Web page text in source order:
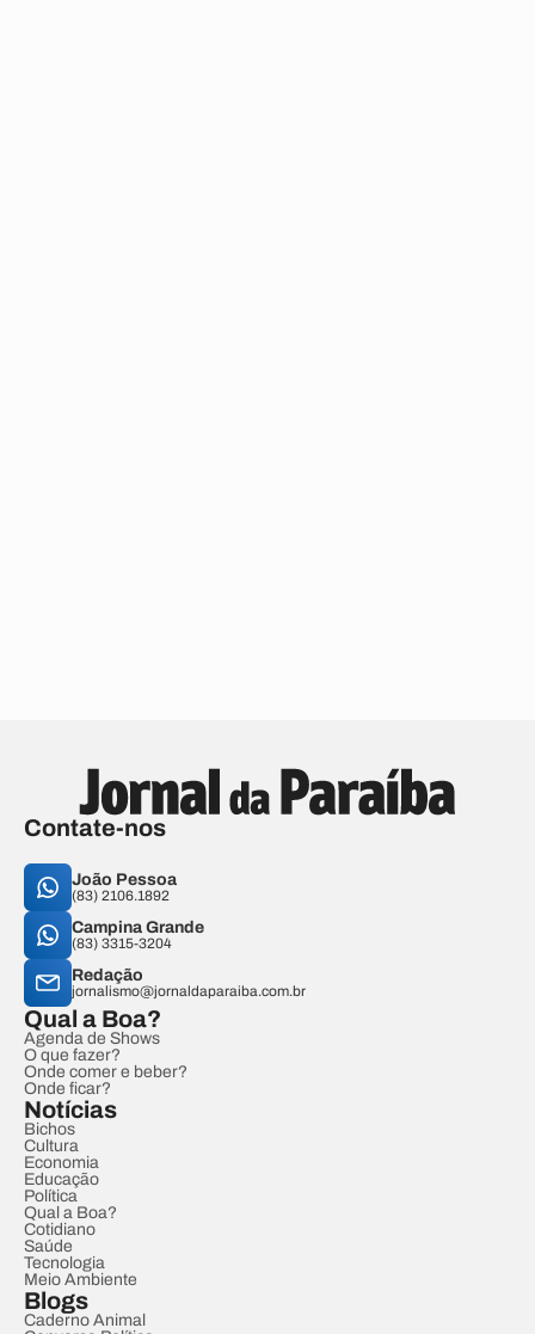
Contate-nos
João Pessoa
(83) 2106.1892
Campina Grande
(83) 3315-3204
Redação
jornalismo@jornaldaparaiba.com.br
Qual a Boa?
Agenda de Shows
O que fazer?
Onde comer e beber?
Onde ficar?
Notícias
Bichos
Cultura
Economia
Educação
Política
Qual a Boa?
Cotidiano
Saúde
Tecnologia
Meio Ambiente
Blogs
Caderno Animal